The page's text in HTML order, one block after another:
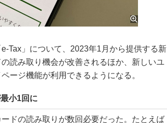
Tax」について、2023年1月から提供する新
読み取り機会が改善されるほか、新しいユ
ージ機能が利用できるようになる。
小1回に
ドの読み取りが数回必要だった。たとえば